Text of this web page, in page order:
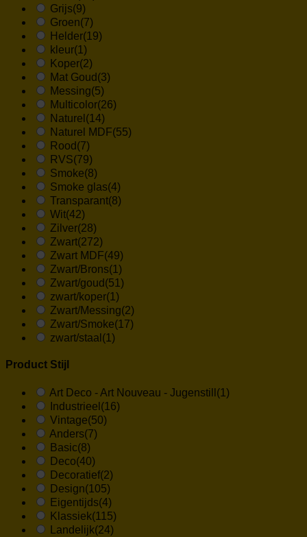
Grijs(9)
Groen(7)
Helder(19)
kleur(1)
Koper(2)
Mat Goud (3)
Messing(5)
Multicolor(26)
Naturel (14)
Naturel MDF(55)
Rood (7)
RVS(79)
Smoke(8)
Smoke glas(4)
Transparant(8)
Wit(42)
Zilver(28)
Zwart(272)
Zwart MDF(49)
Zwart/Brons(1)
Zwart/goud (51)
zwart/koper(1)
Zwart/Messing(2)
Zwart/Smoke(17)
zwart/staal (1)
Product Stijl
Art Deco - Art Nouveau - Jugenstill (1)
Industrieel (16)
Vintage(50)
Anders(7)
Basic(8)
Deco(40)
Decoratief(2)
Design(105)
Eigentijds(4)
Klassiek(115)
Landelijk(24)